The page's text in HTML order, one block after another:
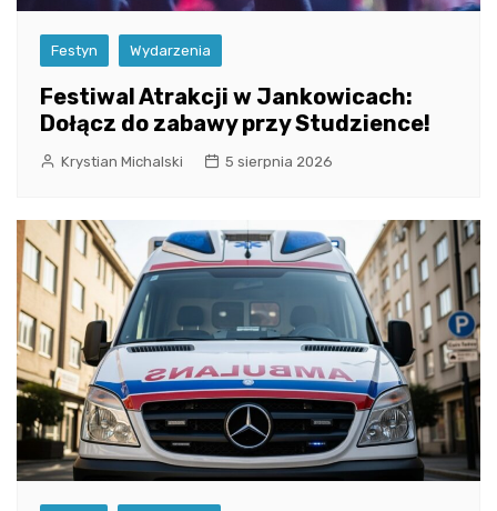
Festyn Wydarzenia
Festiwal Atrakcji w Jankowicach:
Dołącz do zabawy przy Studzience!
Krystian Michalski 5 sierpnia 2026